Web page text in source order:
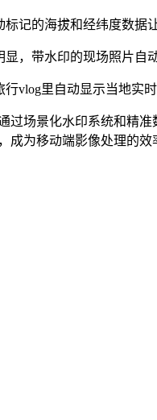
标记的海拔和经纬度数据
，带水印的现场照片自
vlog里自动显示当地实
过场景化水印系统和精
为移动端影像处理的效